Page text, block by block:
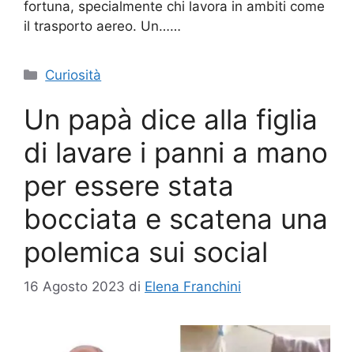
fortuna, specialmente chi lavora in ambiti come
il trasporto aereo. Un……
Categorie
Curiosità
Un papà dice alla figlia
di lavare i panni a mano
per essere stata
bocciata e scatena una
polemica sui social
16 Agosto 2023 di Elena Franchini